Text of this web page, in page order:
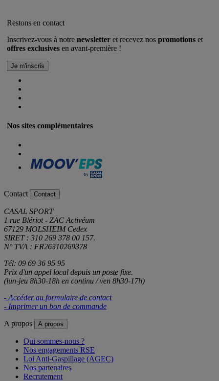
Restons en contact
Inscrivez-vous à notre newsletter et recevez nos promotions et
offres exclusives en avant-première !
Nos sites complémentaires
Contact Contact
CASAL SPORT
1 rue Blériot - ZAC Activéum
67129 MOLSHEIM Cedex
SIRET : 310 269 378 00 157.
N° TVA : FR26310269378
Tél: 09 69 36 95 95
Prix d'un appel local depuis un poste fixe.
(lun-jeu 8h30-18h en continu / ven 8h30-17h)
- Accéder au formulaire de contact
- Imprimer un bon de commande
A propos A propos
Qui sommes-nous ?
Nos engagements RSE
Loi Anti-Gaspillage (AGEC)
Nos partenaires
Recrutement